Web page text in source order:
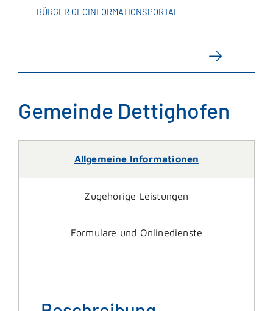
BÜRGER GEOINFORMATIONSPORTAL
Gemeinde Dettighofen
Allgemeine Informationen
Zugehörige Leistungen
Formulare und Onlinedienste